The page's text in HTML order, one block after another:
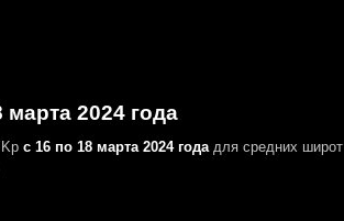
2024 года
с 16 по 18 марта 2024 годадля средних широт